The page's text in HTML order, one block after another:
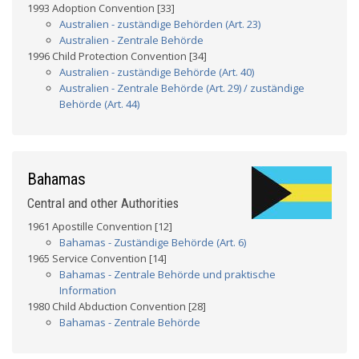
1993 Adoption Convention [33]
Australien - zuständige Behörden (Art. 23)
Australien - Zentrale Behörde
1996 Child Protection Convention [34]
Australien - zuständige Behörde (Art. 40)
Australien - Zentrale Behörde (Art. 29) / zuständige
Behörde (Art. 44)
Bahamas
Central and other Authorities
1961 Apostille Convention [12]
Bahamas - Zuständige Behörde (Art. 6)
1965 Service Convention [14]
Bahamas - Zentrale Behörde und praktische
Information
1980 Child Abduction Convention [28]
Bahamas - Zentrale Behörde